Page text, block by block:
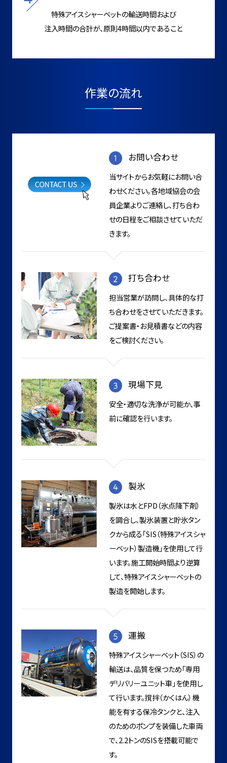
特殊アイスシャーベットの輸送時間および
注入時間の合計が、原則4時間以内であること
作業の流れ
お問い合わせ
当サイトからお気軽にお問い合
わせください。各地域協会の会
員企業よりご連絡し、打ち合わ
せの日程をご相談させていただ
きます。
打ち合わせ
担当営業が訪問し、具体的な打
ち合わせをさせていただきます。
ご提案書・お見積書などの内容
をご検討ください。
現場下見
安全・適切な洗浄が可能か、事
前に確認を行います。
製氷
製氷は水とFPD（氷点降下剤）
を調合し、製氷装置と貯氷タン
クから成る「SIS（特殊アイスシャ
ーベット）製造機」を使用して行
います。施工開始時間より逆算
して、特殊アイスシャーベットの
製造を開始します。
運搬
特殊アイスシャーベット（SIS）の
輸送は、品質を保つため「専用
デリバリーユニット車」を使用し
て行います。撹拌（かくはん）機
能を有する保冷タンクと、注入
のためのポンプを装備した車両
で、2.2トンのSISを搭載可能で
す。